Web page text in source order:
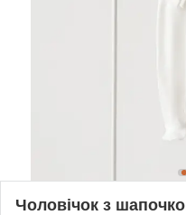
Чоловічок з